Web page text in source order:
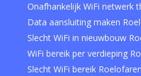
Onafhankelijk WiFi netwerk
Data aansluiting maken
Slecht WiFi in nieuwbouw
WiFi bereik per verdieping
Slecht WiFi bereik